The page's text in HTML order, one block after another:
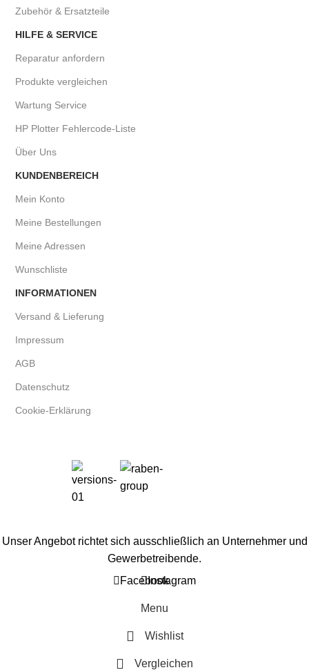
Zubehör & Ersatzteile
HILFE & SERVICE
Reparatur anfordern
Produkte vergleichen
Wartung Service
HP Plotter Fehlercode-Liste
Über Uns
KUNDENBEREICH
Mein Konto
Meine Bestellungen
Meine Adressen
Wunschliste
INFORMATIONEN
Versand & Lieferung
Impressum
AGB
Datenschutz
Cookie-Erklärung
Unser Angebot richtet sich ausschließlich an Unternehmer und
Gewerbetreibende.
FacebookInstagram
Menu
Wishlist
Vergleichen